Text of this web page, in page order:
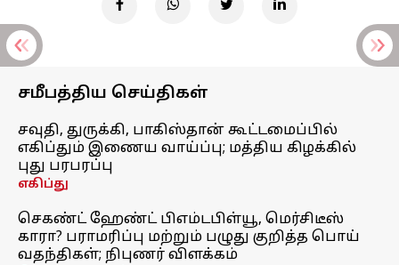
சமீபத்திய செய்திகள்
சவுதி, துருக்கி, பாகிஸ்தான் கூட்டமைப்பில்
எகிப்தும் இணைய வாய்ப்பு; மத்திய கிழக்கில்
புது பரபரப்பு
எகிப்து
செகண்ட் ஹேண்ட் பிஎம்டபிள்யூ, மெர்சிடீஸ்
காரா? பராமரிப்பு மற்றும் பழுது குறித்த பொய்
வதந்திகள்; நிபுணர் விளக்கம்